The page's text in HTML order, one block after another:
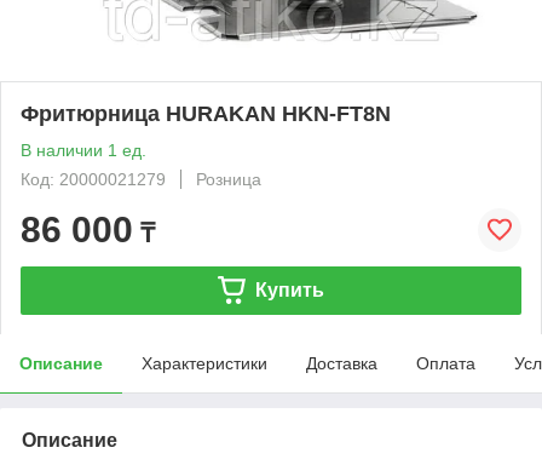
Фритюрница HURAKAN HKN-FT8N
В наличии 1 ед.
Код: 20000021279
Розница
86 000 ₸
Купить
Описание Характеристики Доставка Оплата
Описание